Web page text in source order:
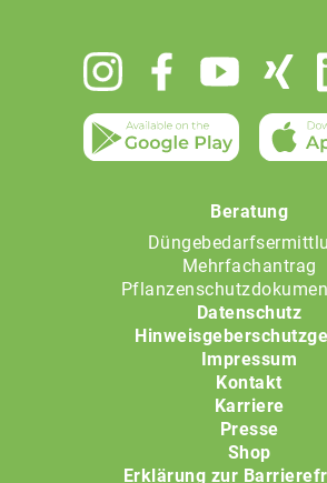
Beratung
Mehrfachantrag
Datenschutz
Impressum
Kontakt
Karriere
Presse
Shop
Erklärung zur